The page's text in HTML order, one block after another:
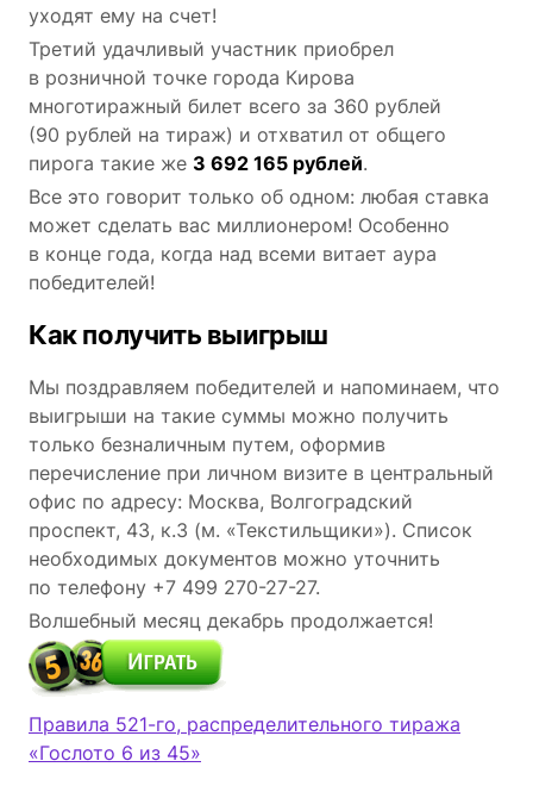
уходят ему на счет!
Третий удачливый участник приобрел
в розничной точке города Кирова
многотиражный билет всего за 360 рублей
(90 рублей на тираж) и отхватил от общего
пирога такие же 3 692 165 рублей.
Все это говорит только об одном: любая ставка
может сделать вас миллионером! Особенно
в конце года, когда над всеми витает аура
победителей!
Как получить выигрыш
Мы поздравляем победителей и напоминаем, что
выигрыши на такие суммы можно получить
только безналичным путем, оформив
перечисление при личном визите в центральный
офис по адресу: Москва, Волгоградский
проспект, 43, к.3 (м. «Текстильщики»). Список
необходимых документов можно уточнить
по телефону +7 499 270-27-27.
Волшебный месяц декабрь продолжается!
Правила 521-го, распределительного тиража
«Гослото 6 из 45»